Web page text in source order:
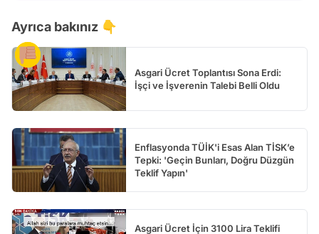
Ayrıca bakınız 👇
Asgari Ücret Toplantısı Sona Erdi:
İşçi ve İşverenin Talebi Belli Oldu
Enflasyonda TÜİK'i Esas Alan TİSK’e
Tepki: 'Geçin Bunları, Doğru Düzgün
Teklif Yapın'
Asgari Ücret İçin 3100 Lira Teklifi